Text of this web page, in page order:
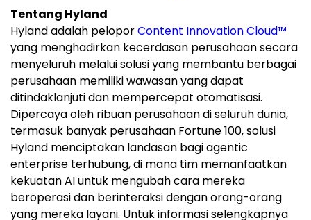
Tentang Hyland
Hyland adalah peloporContent Innovation Cloud™
yang menghadirkan kecerdasan perusahaan secara
menyeluruh melalui solusi yang membantu berbagai
perusahaan memiliki wawasan yang dapat
ditindaklanjuti dan mempercepat otomatisasi.
Dipercaya oleh ribuan perusahaan di seluruh dunia,
termasuk banyak perusahaan Fortune 100, solusi
Hyland menciptakan landasan bagi agentic
enterprise terhubung, di mana tim memanfaatkan
kekuatan AI untuk mengubah cara mereka
beroperasi dan berinteraksi dengan orang-orang
yang mereka layani. Untuk informasi selengkapnya